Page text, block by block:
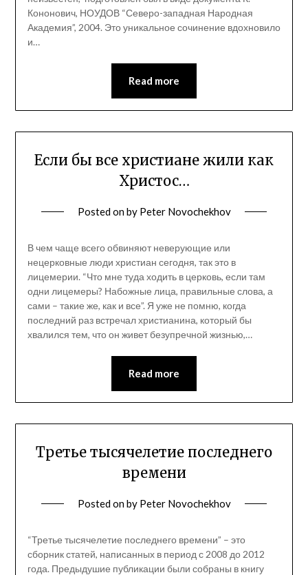
Кононович, НОУДОВ “Северо-западная Народная
Академия”, 2004. Это уникальное сочинение вдохновило
и…
Read more
Если бы все христиане жили как
Христос…
Posted onby Peter Novochekhov
В чем чаще всего обвиняют неверующие или
нецерковные люди христиан сегодня, так это в
лицемерии. “Что мне туда ходить в церковь, если там
одни лицемеры? Набожные лица, правильные слова, а
сами – такие же, как и все”. Я уже не помню, когда
последний раз встречал христианина, который бы
хвалился тем, что он живет безупречной жизнью,…
Read more
Третье тысячелетие последнего
времени
Posted onby Peter Novochekhov
“Третье тысячелетие последнего времени” – это
сборник статей, написанных в период с 2008 до 2012
года. Предыдушие публикации были собраны в книгу